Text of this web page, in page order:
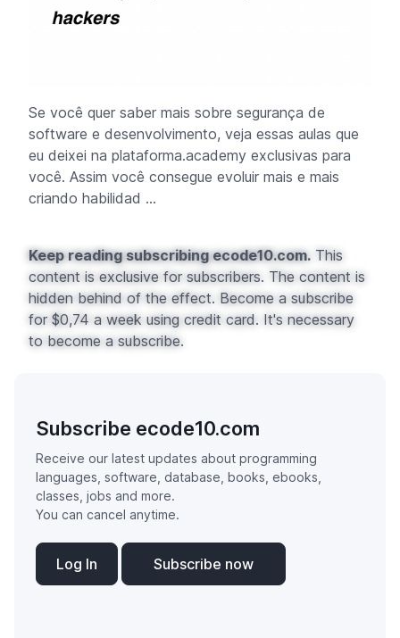
Se você quer saber mais sobre segurança de
software e desenvolvimento, veja essas aulas que
eu deixei na plataforma.academy exclusivas para
você. Assim você consegue evoluir mais e mais
criando habilidad ...
Keep reading subscribing ecode10.com. This
content is exclusive for subscribers. The content is
hidden behind of the effect. Become a subscribe
for $0,74 a week using credit card. It's necessary
to become a subscribe.
Subscribe ecode10.com
Receive our latest updates about programming
languages, software, database, books, ebooks,
classes, jobs and more.
You can cancel anytime.
Log In Subscribe now